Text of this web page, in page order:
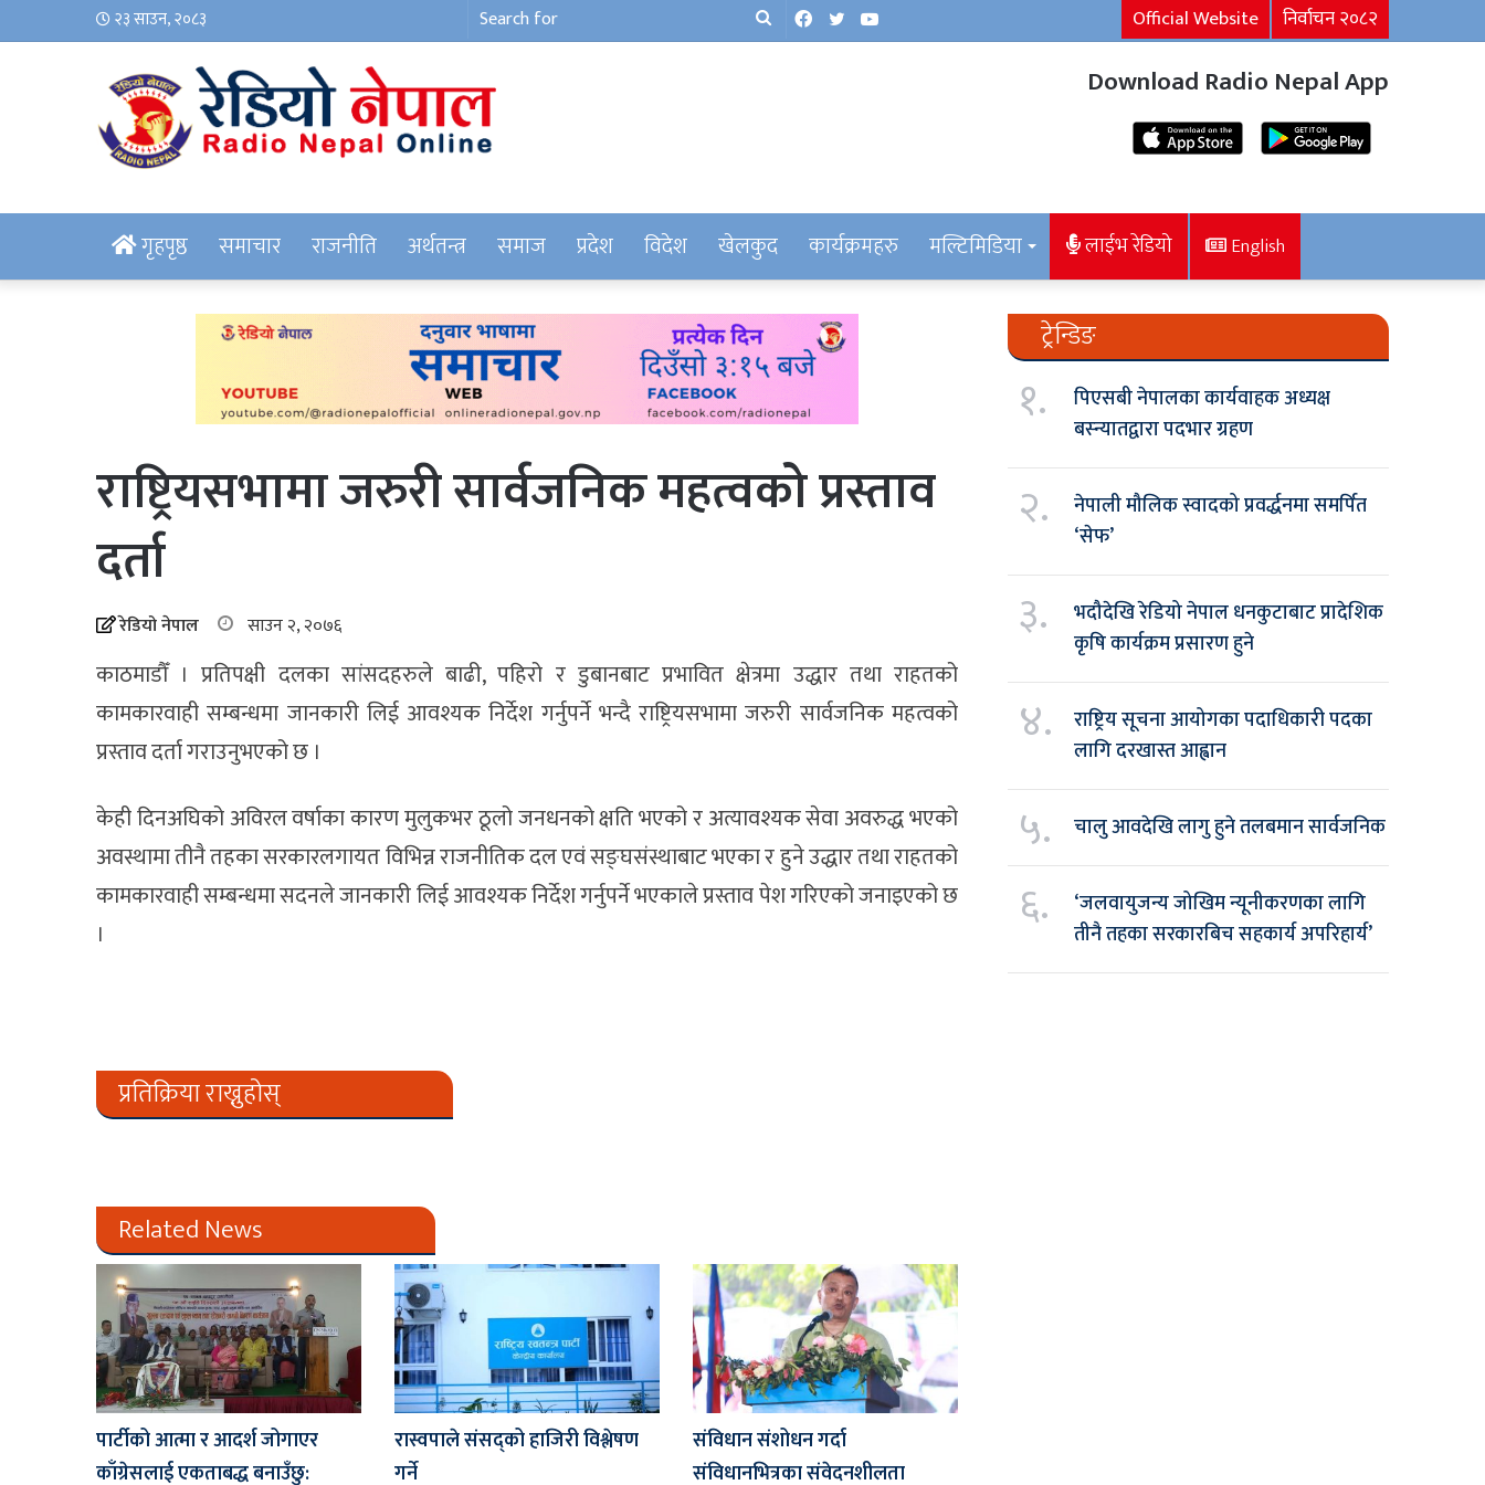
२३ साउन, २०८३
SearchFacebook
TwitterYouTube Official Website निर्वाचन २०८२
Download Radio Nepal App
गृहपृष्ठ समाचार राजनीति अर्थतन्त्र समाज प्रदेश विदेश खेलकुद कार्यक्रमहरु मल्टिमिडिया लाईभ रेडियो English
राष्ट्रियसभामा जरुरी सार्वजनिक महत्वको प्रस्ताव
दर्ता
रेडियो नेपाल साउन २, २०७६
काठमाडौँ । प्रतिपक्षी दलका सांसदहरुले बाढी, पहिरो र डुबानबाट प्रभावित क्षेत्रमा उद्धार तथा राहतको
कामकारवाही सम्बन्धमा जानकारी लिई आवश्यक निर्देश गर्नुपर्ने भन्दै राष्ट्रियसभामा जरुरी सार्वजनिक महत्वको
प्रस्ताव दर्ता गराउनुभएको छ ।
केही दिनअघिको अविरल वर्षाका कारण मुलुकभर ठूलो जनधनको क्षति भएको र अत्यावश्यक सेवा अवरुद्ध भएको
अवस्थामा तीनै तहका सरकारलगायत विभिन्न राजनीतिक दल एवं सङ्घसंस्थाबाट भएका र हुने उद्धार तथा राहतको
कामकारवाही सम्बन्धमा सदनले जानकारी लिई आवश्यक निर्देश गर्नुपर्ने भएकाले प्रस्ताव पेश गरिएको जनाइएको छ
।
प्रतिक्रिया राख्नुहोस्
Related News
पार्टीको आत्मा र आदर्श जोगाएर
काँग्रेसलाई एकताबद्ध बनाउँछु:
रास्वपाले संसद्को हाजिरी विश्लेषण
गर्ने
संविधान संशोधन गर्दा
संविधानभित्रका संवेदनशीलता
ट्रेन्डिङ
१.
पिएसबी नेपालका कार्यवाहक अध्यक्ष
बस्न्यातद्वारा पदभार ग्रहण
२.
नेपाली मौलिक स्वादको प्रवर्द्धनमा समर्पित
‘सेफ’
३.
भदौदेखि रेडियो नेपाल धनकुटाबाट प्रादेशिक
कृषि कार्यक्रम प्रसारण हुने
४.
राष्ट्रिय सूचना आयोगका पदाधिकारी पदका
लागि दरखास्त आह्वान
५. चालु आवदेखि लागु हुने तलबमान सार्वजनिक
६.
‘जलवायुजन्य जोखिम न्यूनीकरणका लागि
तीनै तहका सरकारबिच सहकार्य अपरिहार्य’